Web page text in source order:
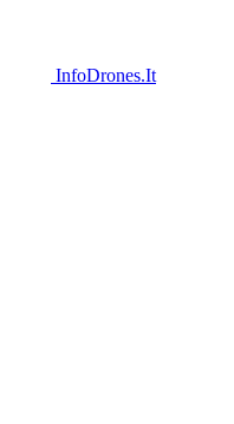
InfoDrones.It